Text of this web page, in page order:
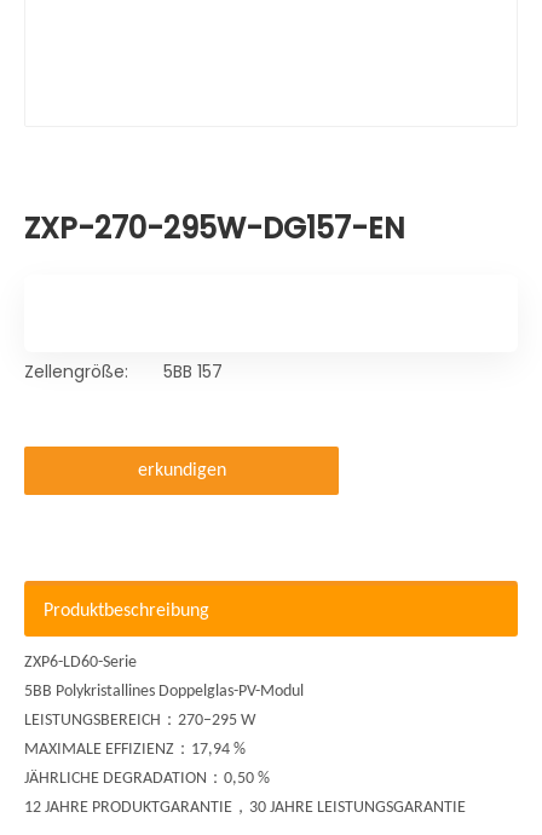
ZXP-270-295W-DG157-EN
Zellengröße: 5BB 157
erkundigen
Produktbeschreibung
ZXP6-LD60-Serie
5BB Polykristallines Doppelglas-PV-Modul
LEISTUNGSBEREICH ： 270–295 W
MAXIMALE EFFIZIENZ ： 17,94 %
JÄHRLICHE DEGRADATION ： 0,50 %
12 JAHRE PRODUKTGARANTIE ， 30 JAHRE LEISTUNGSGARANTIE